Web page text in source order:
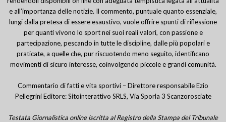
e all’importanza delle notizie. Il commento, puntuale quanto essenziale,
lungi dalla pretesa di essere esaustivo, vuole offrire spunti di riflessione
per quanti vivono lo sport nei suoi reali valori, con passione e
partecipazione, pescando in tutte le discipline, dalle più popolari e
praticate, a quelle che, pur riscuotendo meno seguito, identificano
movimenti di sicuro interesse, coinvolgendo piccole e grandi comunità.
Commentario di fatti e vita sportivi – Direttore responsabile Ezio
Pellegrini Editore: Sitointerattivo SRLS, Via Sporla 3 Scanzorosciate
Testata Giornalistica online iscritta al Registro della Stampa del Tribunale